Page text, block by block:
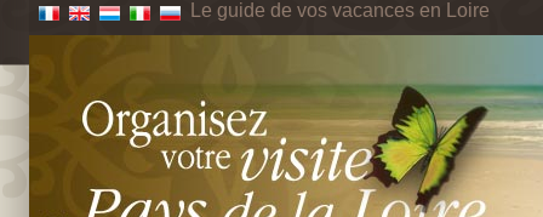
Le guide de vos vacances en Loire